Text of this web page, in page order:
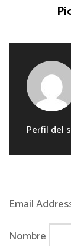
Perfil del
Email
Nombre